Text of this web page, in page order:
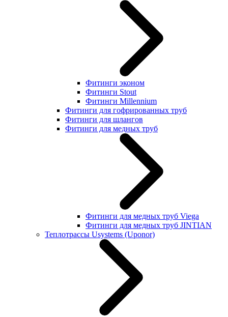
Фитинги эконом
Фитинги Stout
Фитинги Millennium
Фитинги для гофрированных труб
Фитинги для шлангов
Фитинги для медных труб
Фитинги для медных труб Viega
Фитинги для медных труб JINTIAN
Теплотрассы Usystems (Uponor)